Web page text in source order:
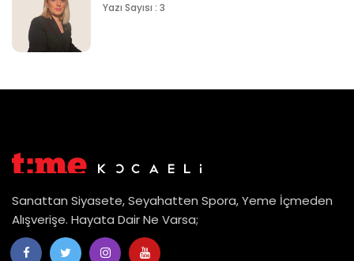
Yazı Sayısı : 3
Sanattan Siyasete, Seyahatten Spora, Yeme İçmeden
Alışverişe. Hayata Dair Ne Varsa;